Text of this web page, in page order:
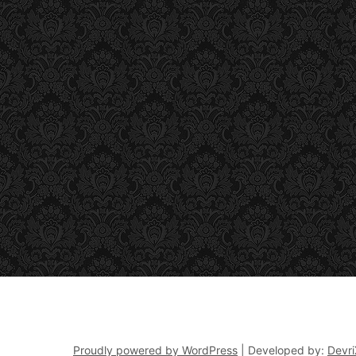
Proudly powered by WordPress Developed by: